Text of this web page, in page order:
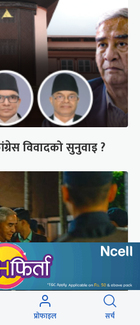
विवादको सुनुवाइ ?
प्रोफाइल सर्च